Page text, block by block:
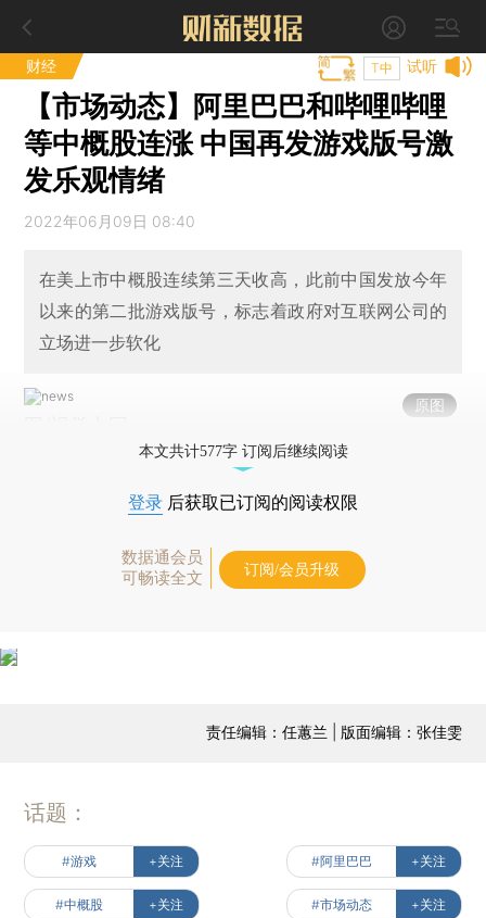
财经 试听
T中
【市场动态】阿里巴巴和哔哩哔哩
等中概股连涨 中国再发游戏版号激
发乐观情绪
2022年06月09日 08:40
在美上市中概股连续第三天收高，此前中国发放今年
以来的第二批游戏版号，标志着政府对互联网公司的
立场进一步软化
原图
本文共计577字 订阅后继续阅读
登录 后获取已订阅的阅读权限
数据通会员
可畅读全文
订阅/会员升级
责任编辑：任蕙兰 | 版面编辑：张佳雯
话题：
#游戏 +关注 #阿里巴巴 +关注
#中概股 +关注 #市场动态 +关注